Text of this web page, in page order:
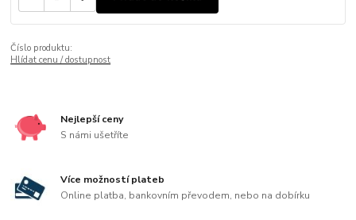
Číslo produktu:
Hlídat cenu / dostupnost
Nejlepší ceny
S námi ušetříte
Více možností plateb
Online platba, bankovním převodem, nebo na dobírku